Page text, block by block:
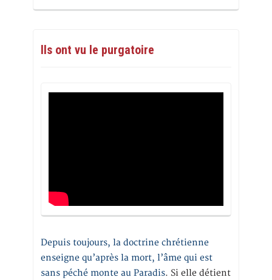
Ils ont vu le purgatoire
Depuis toujours, la doctrine chrétienne
enseigne qu’après la mort, l’âme qui est
sans péché monte au Paradis. Si elle détient